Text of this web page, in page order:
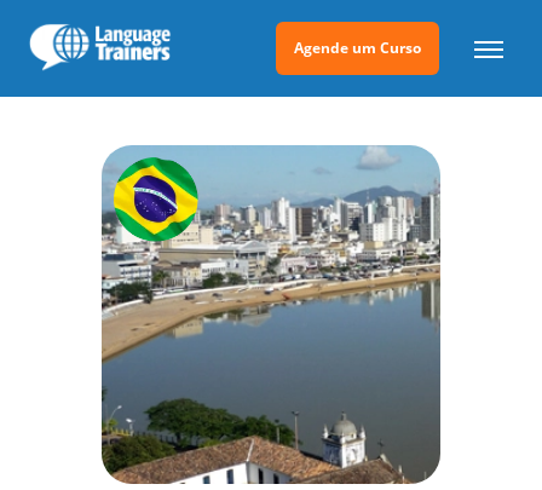
Agende um Curso